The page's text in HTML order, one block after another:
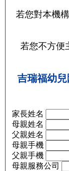
若您對本機
若您不方便
吉瑞福幼兒
家長姓名
母親姓名
父親姓名
母親手機
父親手機
母親服務公司